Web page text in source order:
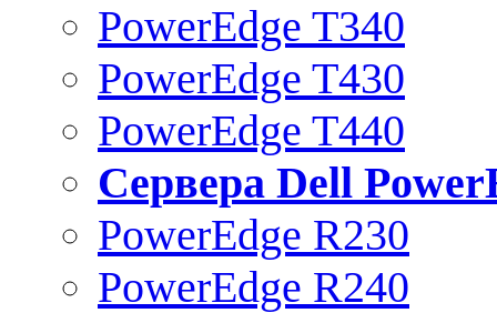
PowerEdge T340
PowerEdge T430
PowerEdge T440
Сервера Dell
PowerEdge R230
PowerEdge R240